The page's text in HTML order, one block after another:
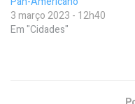
3 março 2023 - 12h40
Em "Cidades"